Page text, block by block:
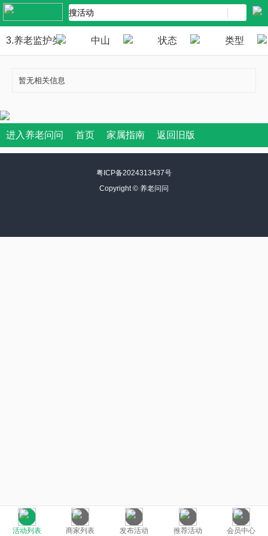
3.养老监护类 中山 状态 类型
暂无相关信息
活动列表 商家列表 发布活动 推荐活动 会员中心
进入养老问问 首页 家属指南 返回旧版
粤ICP备2024313437号
Copyright © 养老问问